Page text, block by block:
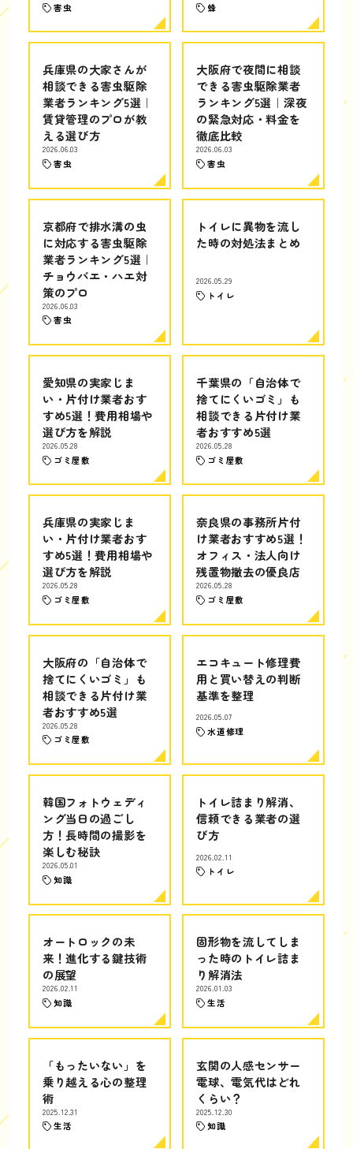
害虫 蜂
兵庫県の大家さんが
相談できる害虫駆除
業者ランキング5選｜
賃貸管理のプロが教
える選び方
2026.06.03
害虫
大阪府で夜間に相談
できる害虫駆除業者
ランキング5選｜深夜
の緊急対応・料金を
徹底比較
2026.06.03
害虫
京都府で排水溝の虫
に対応する害虫駆除
業者ランキング5選｜
チョウバエ・ハエ対
策のプロ
2026.06.03
害虫
トイレに異物を流し
た時の対処法まとめ
2026.05.29
トイレ
愛知県の実家じま
い・片付け業者おす
すめ5選！費用相場や
選び方を解説
2026.05.28
ゴミ屋敷
千葉県の「自治体で
捨てにくいゴミ」も
相談できる片付け業
者おすすめ5選
2026.05.28
ゴミ屋敷
兵庫県の実家じま
い・片付け業者おす
すめ5選！費用相場や
選び方を解説
2026.05.28
ゴミ屋敷
奈良県の事務所片付
け業者おすすめ5選！
オフィス・法人向け
残置物撤去の優良店
2026.05.28
ゴミ屋敷
大阪府の「自治体で
捨てにくいゴミ」も
相談できる片付け業
者おすすめ5選
2026.05.28
ゴミ屋敷
エコキュート修理費
用と買い替えの判断
基準を整理
2026.05.07
水道修理
韓国フォトウェディ
ング当日の過ごし
方！長時間の撮影を
楽しむ秘訣
2026.05.01
知識
トイレ詰まり解消、
信頼できる業者の選
び方
2026.02.11
トイレ
オートロックの未
来！進化する鍵技術
の展望
2026.02.11
知識
固形物を流してしま
った時のトイレ詰ま
り解消法
2026.01.03
生活
「もったいない」を
乗り越える心の整理
術
2025.12.31
生活
玄関の人感センサー
電球、電気代はどれ
くらい？
2025.12.30
知識